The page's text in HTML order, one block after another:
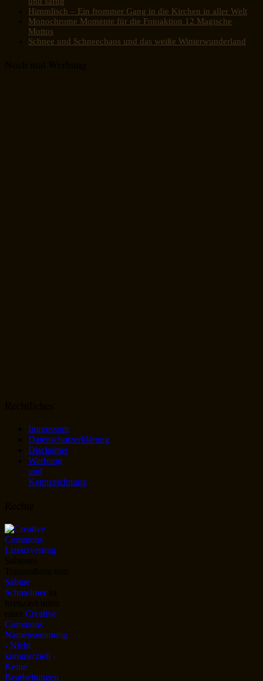
Himmlisch – Ein frommer Gang in die Kirchen in aller Welt
Monochrome Momente für die Fotoaktion 12 Magische
Mottos
Schnee und Schneechaos und das weiße Winterwunderland
Impressum
Datenschutzerklärung
Disclaimer
Werbung
und
Kennzeichnung
Sabine
Schmelmerist
Creative
Commons
Namensnennung
- Nicht
kommerziell -
Keine
Bearbeitungen